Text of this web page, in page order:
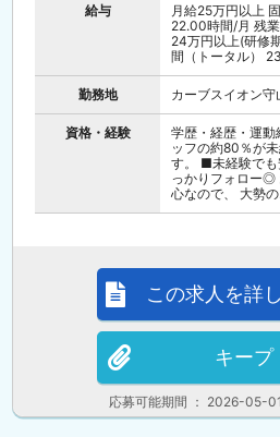
給与
月給25万円以上
22.00時間/月 残
24万円以上(研修
間（トータル）
勤務地 カーブスイオン守
資格・経験
学歴・経歴・運動
ッフの約80％が
す。 ■未経験でも
っかりフォロー◎
心なので、 大勢の
応募可能期間 ： 2026-05-
この求人を詳
キープ